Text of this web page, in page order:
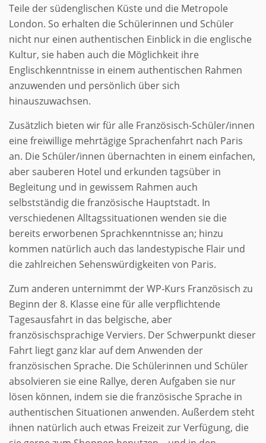
Teile der südenglischen Küste und die Metropole
London. So erhalten die Schülerinnen und Schüler
nicht nur einen authentischen Einblick in die englische
Kultur, sie haben auch die Möglichkeit ihre
Englischkenntnisse in einem authentischen Rahmen
anzuwenden und persönlich über sich
hinauszuwachsen.
Zusätzlich bieten wir für alle Französisch-Schüler/innen
eine freiwillige mehrtägige Sprachenfahrt nach Paris
an. Die Schüler/innen übernachten in einem einfachen,
aber sauberen Hotel und erkunden tagsüber in
Begleitung und in gewissem Rahmen auch
selbstständig die französische Hauptstadt. In
verschiedenen Alltagssituationen wenden sie die
bereits erworbenen Sprachkenntnisse an; hinzu
kommen natürlich auch das landestypische Flair und
die zahlreichen Sehenswürdigkeiten von Paris.
Zum anderen unternimmt der WP-Kurs Französisch zu
Beginn der 8. Klasse eine für alle verpflichtende
Tagesausfahrt in das belgische, aber
französischsprachige Verviers. Der Schwerpunkt dieser
Fahrt liegt ganz klar auf dem Anwenden der
französischen Sprache. Die Schülerinnen und Schüler
absolvieren sie eine Rallye, deren Aufgaben sie nur
lösen können, indem sie die französische Sprache in
authentischen Situationen anwenden. Außerdem steht
ihnen natürlich auch etwas Freizeit zur Verfügung, die